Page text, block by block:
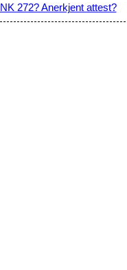
NK 272? Anerkjent attest?